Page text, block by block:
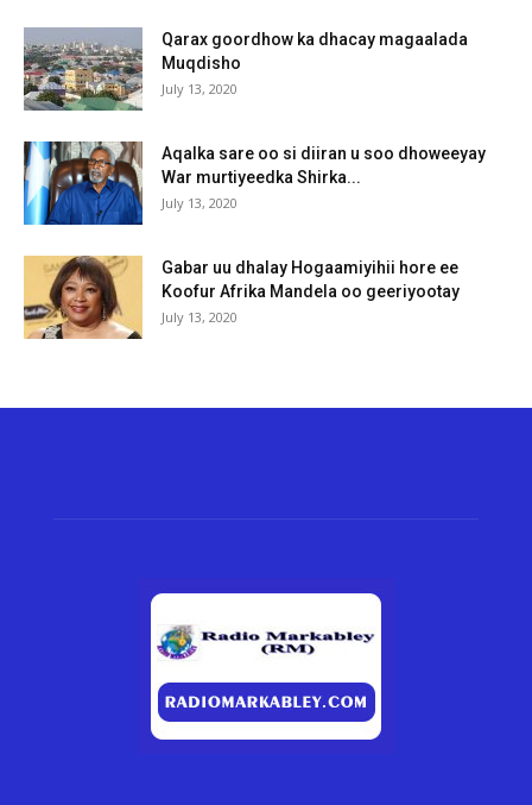
Qarax goordhow ka dhacay magaalada
Muqdisho
July 13, 2020
Aqalka sare oo si diiran u soo dhoweeyay
War murtiyeedka Shirka...
July 13, 2020
Gabar uu dhalay Hogaamiyihii hore ee
Koofur Afrika Mandela oo geeriyootay
July 13, 2020